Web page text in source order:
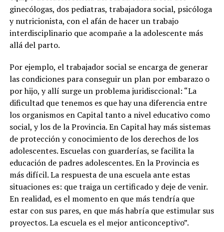
ginecólogas, dos pediatras, trabajadora social, psicóloga
y nutricionista, con el afán de hacer un trabajo
interdisciplinario que acompañe a la adolescente más
allá del parto.
Por ejemplo, el trabajador social se encarga de generar
las condiciones para conseguir un plan por embarazo o
por hijo, y allí surge un problema juridisccional: “La
dificultad que tenemos es que hay una diferencia entre
los organismos en Capital tanto a nivel educativo como
social, y los de la Provincia. En Capital hay más sistemas
de protección y conocimiento de los derechos de los
adolescentes. Escuelas con guarderías, se facilita la
educación de padres adolescentes. En la Provincia es
más difícil. La respuesta de una escuela ante estas
situaciones es: que traiga un certificado y deje de venir.
En realidad, es el momento en que más tendría que
estar con sus pares, en que más habría que estimular sus
proyectos. La escuela es el mejor anticonceptivo”.